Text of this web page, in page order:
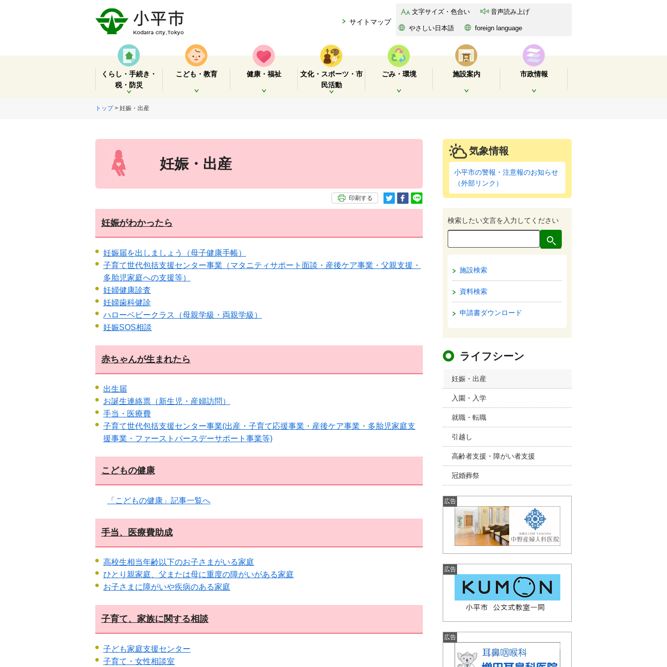
サイトマップ
文字サイズ・色合い 音声読み上げ
やさしい日本語 foreign language
くらし・手続き・
税・防災
開く
こども・教育 健康・福祉
文化・スポーツ・市
民活動
ごみ・環境 施設案内 市政情報
トップ> 妊娠・出産
妊娠・出産
印刷する
妊娠がわかったら
妊娠届を出しましょう（母子健康手帳）
子育て世代包括支援センター事業（マタニティサポート面談・産後ケア事業・父親支援・
多胎児家庭への支援等）
妊婦健康診査
妊婦歯科健診
ハローベビークラス（母親学級・両親学級）
妊娠SOS相談
赤ちゃんが生まれたら
出生届
お誕生連絡票（新生児・産婦訪問）
手当・医療費
子育て世代包括支援センター事業(出産・子育て応援事業・産後ケア事業・多胎児家庭支
援事業・ファーストバースデーサポート事業等)
こどもの健康
「こどもの健康」記事一覧へ
手当、医療費助成
高校生相当年齢以下のお子さまがいる家庭
ひとり親家庭、父または母に重度の障がいがある家庭
お子さまに障がいや疾病のある家庭
子育て、家族に関する相談
子ども家庭支援センター
子育て・女性相談室
気象情報
小平市の警報・注意報のお知らせ
（外部リンク）
検索したい文言を入力してください
施設検索
資料検索
申請書ダウンロード
ライフシーン
妊娠・出産
入園・入学
就職・転職
引越し
高齢者支援・障がい者支援
冠婚葬祭
広告
広告
広告